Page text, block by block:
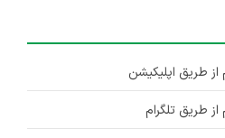
طریق اپلیکیشن
طریق تلگرام